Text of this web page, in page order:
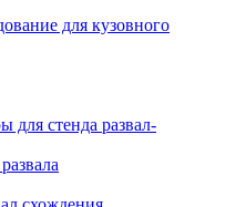
для кузовного
для стенда развал-